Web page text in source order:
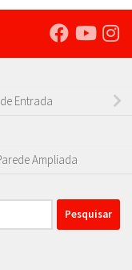
Entrada
Ampliada